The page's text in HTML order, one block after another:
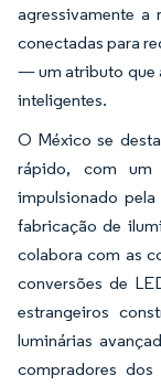
agressivamente a
conectadas para
— um atributo que
inteligentes.
O México se
rápido, com um
impulsionado
fabricação de
colabora com as
conversões de
estrangeiros
luminárias
compradores